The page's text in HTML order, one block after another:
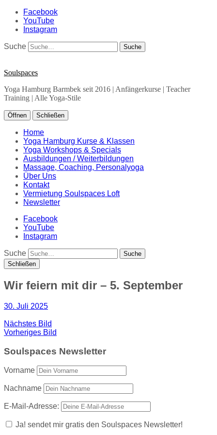
Facebook
YouTube
Instagram
Suche
Soulspaces
Yoga Hamburg Barmbek seit 2016 | Anfängerkurse | Teacher
Training | Alle Yoga-Stile
Öffnen Schließen
Home
Yoga Hamburg Kurse & Klassen
Yoga Workshops & Specials
Ausbildungen / Weiterbildungen
Massage, Coaching, Personalyoga
Über Uns
Kontakt
Vermietung Soulspaces Loft
Newsletter
Facebook
YouTube
Instagram
Suche
Schließen
Wir feiern mit dir – 5. September
30. Juli 2025
Nächstes Bild
Vorheriges Bild
Soulspaces Newsletter
Vorname
Nachname
E-Mail-Adresse:
Ja! sendet mir gratis den Soulspaces Newsletter!